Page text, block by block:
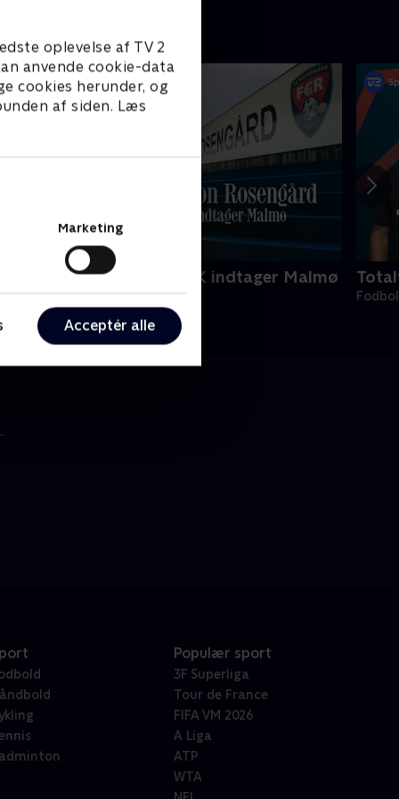
oplevelse af TV 2
anvende cookie-data
cookies herunder, og
af siden. Læs
Marketing
Acceptér alle
Operation Rosengård - FCK indtager Malmø
• 1 sæsoner
Populær sport
3F Superliga
Tour de France
FIFA VM 2026
A Liga
ATP
WTA